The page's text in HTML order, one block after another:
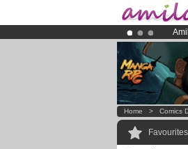
Home > Comics
Favourites